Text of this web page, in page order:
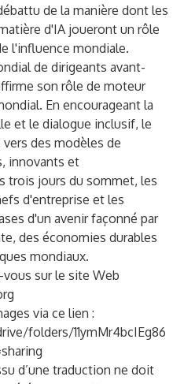
de la manière dont les
d'IA joueront un rôle
l'influence mondiale.
de dirigeants avant-
son rôle de moteur
En encourageant la
et le dialogue inclusif, le
des modèles de
innovants et
trois jours du sommet, les
d'entreprise et les
d'un avenir façonné par
des économies durables
mondiaux.
sur le site Web
via ce lien :
folders/11ymMr4bcIEg86
d’une traduction ne doit